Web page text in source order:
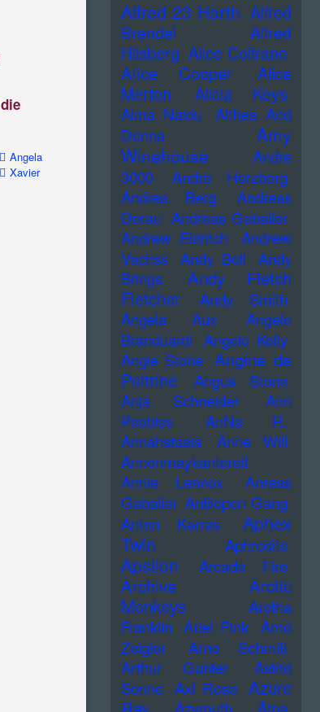
die
Angela
Xavier
Alfred 23 Harth Alfred
Brendel
Alfred
Hilsberg Alice Coltrane
Alice Cooper
Alice
Merton
Alicia Keys
Alma Naidu
Althea And
Donna
Amy
Winehouse
Andre
3000
Andre Herzberg
Andrea Berg
Andreas
Dorau Andreas Gabalier
Andrew Eldritch
Andrew
Vachss Andy Bell
Andy
Brings
Andy Fletch
Fletcher
Andy Smith
Angela Aux
Angelo
Branduardi Angelo Kelly
Angie Stone Angine de
Poitrine
Angus Stone
Anja Schneider
Ann
Peebles
AnNa R.
Annahstasia
Anne Will
Annenmaykantereit
Annie Lennox
Anreas
Gabalier Antilopen Gang
Anton Karras
Aphex
Twin
Aphrodite
Apsilon Arcade Fire
Archive
Arctic
Monkeys
Aretha
Franklin Ariel Pink Arnd
Zeigler
Arno Schmitt
Arthur Gunter
Astrid
Sonne Axl Rose Azure
Ray
Azymuth
Ätna